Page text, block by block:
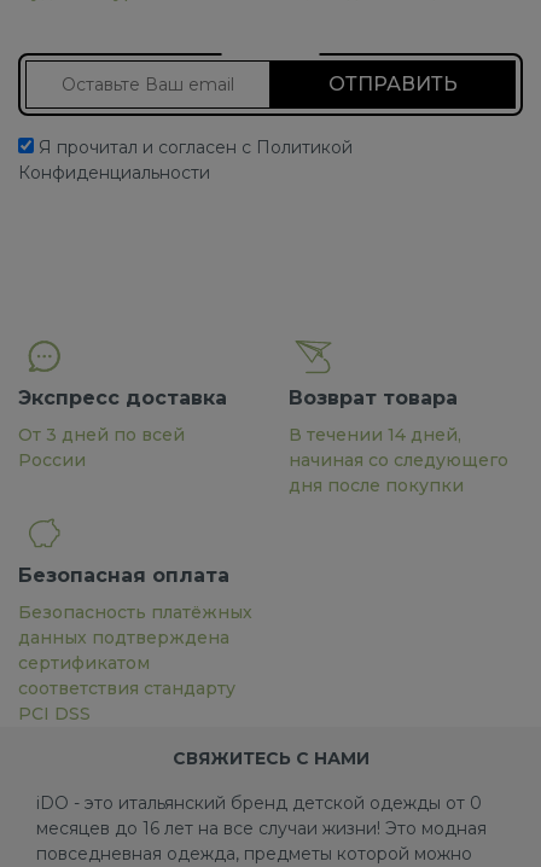
Я прочитал и согласен с Политикой
Конфиденциальности
Экспресс доставка
От 3 дней по всей
России
Возврат товара
В течении 14 дней,
начиная со следующего
дня после покупки
Безопасная оплата
Безопасность платёжных
данных подтверждена
сертификатом
соответствия стандарту
PCI DSS
СВЯЖИТЕСЬ С НАМИ
iDO - это итальянский бренд детской одежды от 0
месяцев до 16 лет на все случаи жизни! Это модная
повседневная одежда, предметы которой можно